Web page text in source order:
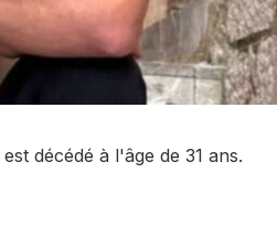
décédé à l'âge de 31 ans.